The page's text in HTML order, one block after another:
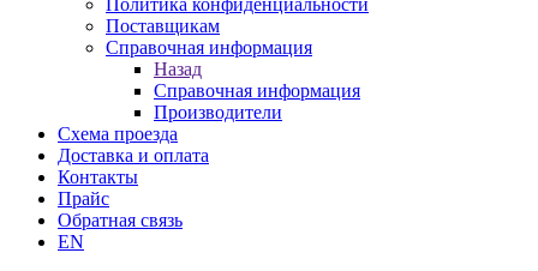
Политика конфиденциальности
Поставщикам
Справочная информация
Назад
Справочная информация
Производители
Схема проезда
Доставка и оплата
Контакты
Прайс
Обратная связь
EN